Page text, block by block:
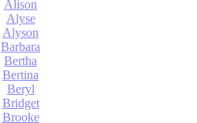
Alison
Alyse
Alyson
Barbara
Bertha
Bertina
Beryl
Bridget
Brooke